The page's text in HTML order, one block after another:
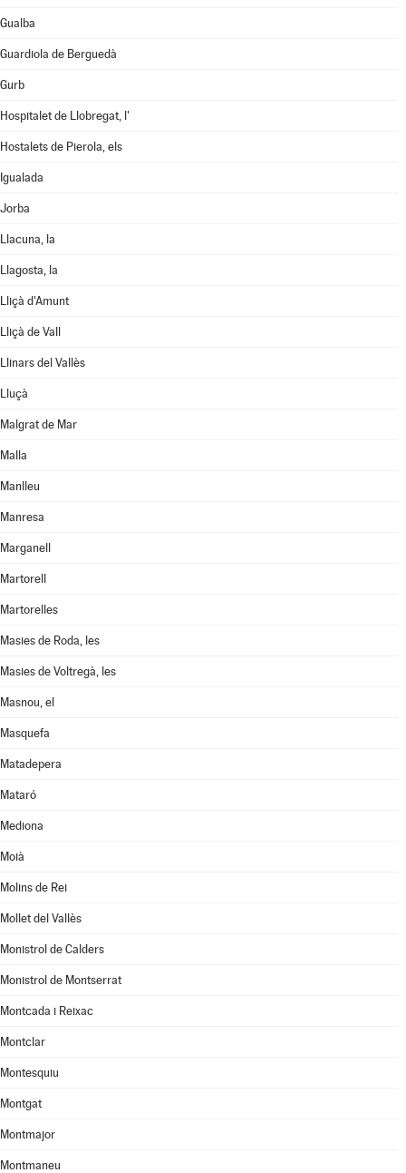
Gualba
Guardiola de Berguedà
Gurb
Hospitalet de Llobregat, l'
Hostalets de Pierola, els
Igualada
Jorba
Llacuna, la
Llagosta, la
Lliçà d'Amunt
Lliçà de Vall
Llinars del Vallès
Lluçà
Malgrat de Mar
Malla
Manlleu
Manresa
Marganell
Martorell
Martorelles
Masies de Roda, les
Masies de Voltregà, les
Masnou, el
Masquefa
Matadepera
Mataró
Mediona
Moià
Molins de Rei
Mollet del Vallès
Monistrol de Calders
Monistrol de Montserrat
Montcada i Reixac
Montclar
Montesquiu
Montgat
Montmajor
Montmaneu